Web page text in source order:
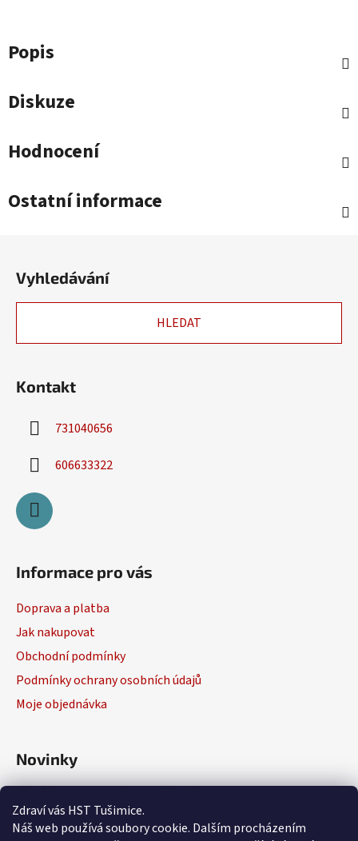
Zdraví vás HST Tušimice.
Náš web používá soubory cookie. Dalším procházením
Popis
Diskuze
Hodnocení
Ostatní informace
Vyhledávání
HLEDAT
Kontakt
731040656
606633322
Informace pro vás
Doprava a platba
Jak nakupovat
Obchodní podmínky
Podmínky ochrany osobních údajů
Moje objednávka
Novinky
Výběr elektrického nářadí
29.1.2026